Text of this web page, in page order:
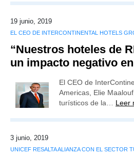
19 junio, 2019
EL CEO DE INTERCONTINENTAL HOTELS
“Nuestros hoteles de
un impacto negativo
El CEO de
Americas, Elie
turísticos de la… Leer
3 junio, 2019
UNICEF RESALTA ALIANZA CON EL SECTOR